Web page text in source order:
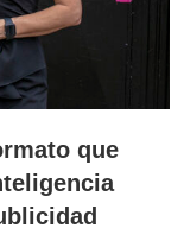
que